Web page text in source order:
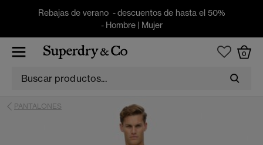
Rebajas de verano - descuentos de hasta el 50%
- Hombre| Mujer
0
PANTALONES